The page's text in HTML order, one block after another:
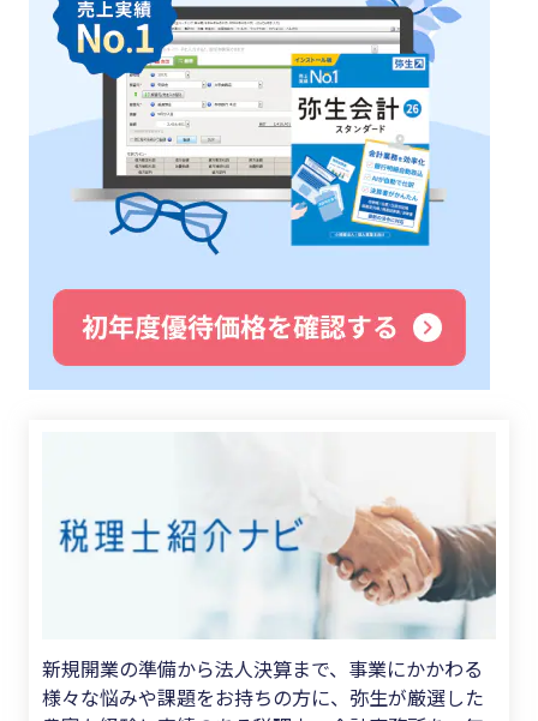
新規開業の準備から法人決算まで、事業にかかわる
様々な悩みや課題をお持ちの方に、弥生が厳選した